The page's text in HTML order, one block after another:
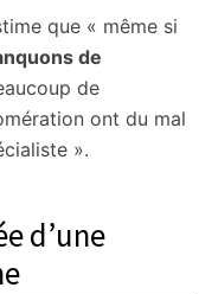
que « même si
de
de
ont du mal
».
d’une